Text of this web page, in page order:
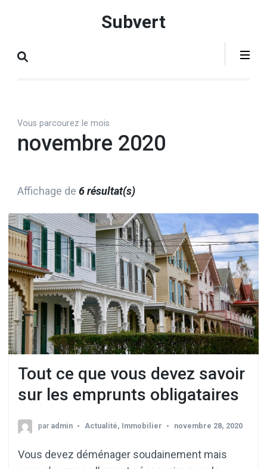
(Pressez
Subvert
Vous parcourez le mois
novembre 2020
Affichage de 6 résultat(s)
Tout ce que vous devez savoir
sur les emprunts obligataires
par admin Actualité, Immobilier novembre 28, 2020
Vous devez déménager soudainement mais